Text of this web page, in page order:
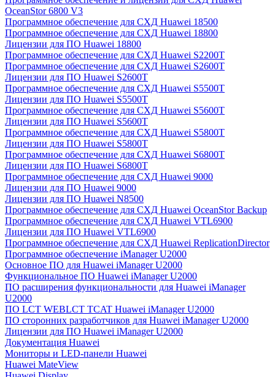
OceanStor 6800 V3
Программное обеспечение для СХД Huawei 18500
Программное обеспечение для СХД Huawei 18800
Лицензии для ПО Huawei 18800
Программное обеспечение для СХД Huawei S2200T
Программное обеспечение для СХД Huawei S2600T
Лицензии для ПО Huawei S2600T
Программное обеспечение для СХД Huawei S5500T
Лицензии для ПО Huawei S5500T
Программное обеспечение для СХД Huawei S5600T
Лицензии для ПО Huawei S5600T
Программное обеспечение для СХД Huawei S5800T
Лицензии для ПО Huawei S5800T
Программное обеспечение для СХД Huawei S6800T
Лицензии для ПО Huawei S6800T
Программное обеспечение для СХД Huawei 9000
Лицензии для ПО Huawei 9000
Лицензии для ПО Huawei N8500
Программное обеспечение для СХД Huawei OceanStor Backup
Программное обеспечение для СХД Huawei VTL6900
Лицензии для ПО Huawei VTL6900
Программное обеспечение для СХД Huawei ReplicationDirector
Программное обеспечение iManager U2000
Основное ПО для Huawei iManager U2000
Функциональное ПО Huawei iManager U2000
ПО расширения функциональности для Huawei iManager
U2000
ПО LCT WEBLCT TCAT Huawei iManager U2000
ПО сторонних разработчиков для Huawei iManager U2000
Лицензии для ПО Huawei iManager U2000
Документация Huawei
Мониторы и LED-панели Huawei
Huawei MateView